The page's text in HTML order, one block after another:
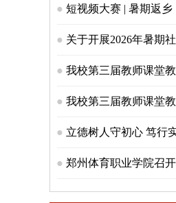
好！
短视频大赛 | 暑期返
为郑体打call
关于开展2026年暑期
的通知
我校第三届教师课堂
（体育技能组）圆满
我校第三届教师课堂
（理论组）圆满落幕！
立德树人守初心 笃行
｜我校召开2025-2026-
生工作汇报暨表彰大会
郑州体育职业学院召
布新任党委书记任职